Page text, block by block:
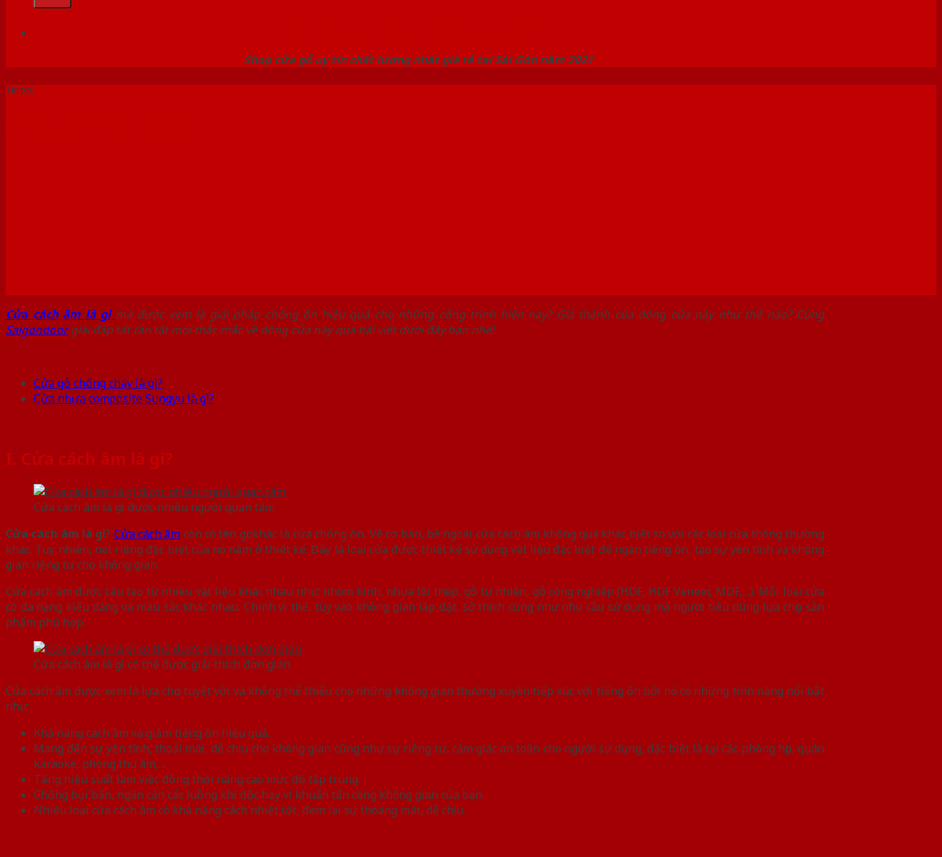
Shop cửa gỗ uy tín chất lượng nhất giá rẻ tại Sài Gòn năm 2021
Tin tức
Cửa cách âm là gì mà được xem là giải pháp chống ồn hiệu quả cho những công trình hiện nay? Giá thành của dòng cửa này như thế nào? Cùng
Saigondoor giải đáp tất tần tật mọi thắc mắc về dòng cửa này qua bài viết dưới đây bạn nhé!
Cửa gỗ chống cháy là gì?
Cửa nhựa composite Sungyu là gì?
I. Cửa cách âm là gì?
Cửa cách âm là gì được nhiều người quan tâm
Cửa cách âm là gì? Cửa cách âm còn có tên gọi khác là cửa chống ồn. Về cơ bản, bề ngoài cửa cách âm không quá khác biệt so với các loại cửa thông thường
khác. Tuy nhiên, nét riêng đặc biệt của nó nằm ở thiết kế. Đây là loại cửa được thiết kế sử dụng vật liệu đặc biệt để ngăn tiếng ồn, tạo sự yên tĩnh và không
gian riêng tư cho không gian.
Cửa cách âm được cấu tạo từ nhiều vật liệu khác nhau như: nhôm kính, nhựa lõi thép, gỗ tự nhiên, gỗ công nghiệp (HDF, HDF Veneer, MDF,…). Mỗi loại cửa
có đa dạng kiểu dáng và màu sắc khác nhau. Chính vì thế, tùy vào không gian lắp đặt, sở thích cũng như nhu cầu sử dụng mà người tiêu dùng lựa chọn sản
phẩm phù hợp.
Cửa cách âm là gì có thể được giải thích đơn giản
Cửa cách âm được xem là lựa chọn tuyệt vời và không thể thiếu cho những không gian thường xuyên tiếp xúc với tiếng ồn bởi nó có những tính năng nổi bật
như:
Khả năng cách âm và giảm tiếng ồn hiệu quả.
Mang đến sự yên tĩnh, thoải mái, dễ chịu cho không gian cũng như sự riêng tư, cảm giác an toàn cho người sử dụng, đặc biệt là tại các phòng họp, quán
karaoke, phòng thu âm,…
Tăng hiệu suất làm việc đồng thời nâng cao mức độ tập trung.
Chống bụi bẩn, ngăn cản các luồng khí độc hay vi khuẩn tấn công không gian của bạn.
Nhiều loại cửa cách âm có khả năng cách nhiệt tốt, đem lại sự thoáng mát, dễ chịu.